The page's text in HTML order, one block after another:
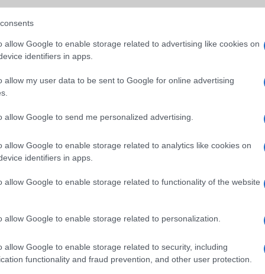
allow Google to enable storage related to advertising like cookies on
identifiers in apps.
allow my user data to be sent to Google for online advertising
allow Google to send me personalized advertising.
allow Google to enable storage related to analytics like cookies on
identifiers in apps.
allow Google to enable storage related to functionality of the website
allow Google to enable storage related to personalization.
allow Google to enable storage related to security, including
functionality and fraud prevention, and other user protection.
Pro
(új)
232.000 Ft (új)
210.000 Ft (új)
népszerű Samsung
készülék kimarad a
érintett modellekről
iPhone 18 bemutató
ekkor rántja le a leplet
2026.06.29| Phone Arena
A szeptemberi eseményen az iPhone 18